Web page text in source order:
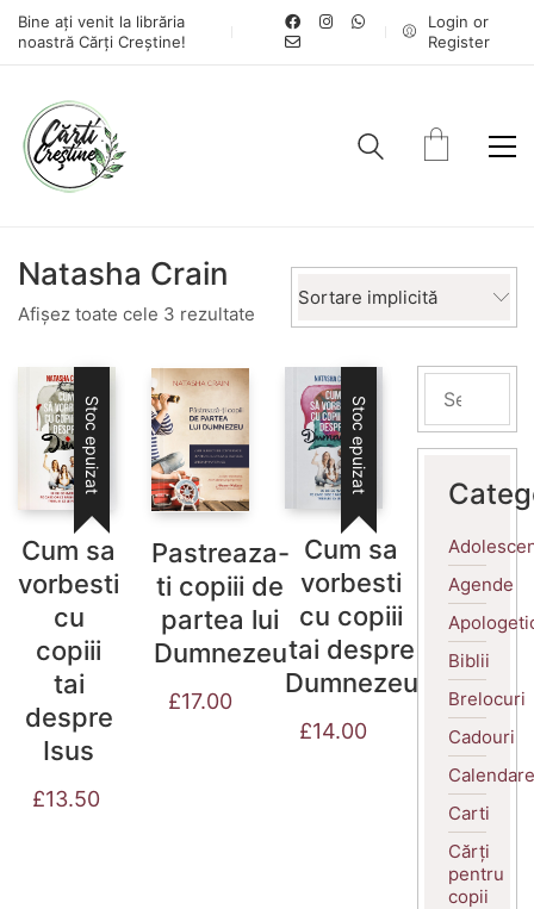
Bine ați venit la librăria
noastră Cărți Creștine!
Login or
Register
Natasha Crain
Afișez toate cele 3 rezultate
Sortare implicită
Stoc epuizat
Cum sa
vorbesti
cu
copiii
tai
despre
Isus
£13.50
Pastreaza-
ti copiii de
partea lui
Dumnezeu
£17.00
Stoc epuizat
Cum sa
vorbesti
cu copiii
tai despre
Dumnezeu
£14.00
Agende
Biblii
Brelocuri
Cadouri
Calendare
Carti
Cărți
pentru
copii